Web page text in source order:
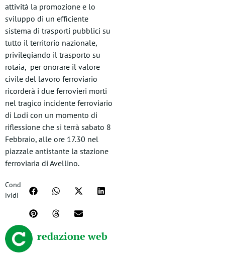
attività la promozione e lo
sviluppo di un efficiente
sistema di trasporti pubblici su
tutto il territorio nazionale,
privilegiando il trasporto su
rotaia, per onorare il valore
civile del lavoro ferroviario
ricorderà i due ferrovieri morti
nel tragico incidente ferroviario
di Lodi con un momento di
riflessione che si terrà sabato 8
Febbraio, alle ore 17.30 nel
piazzale antistante la stazione
ferroviaria di Avellino.
Cond
ividi
redazione web